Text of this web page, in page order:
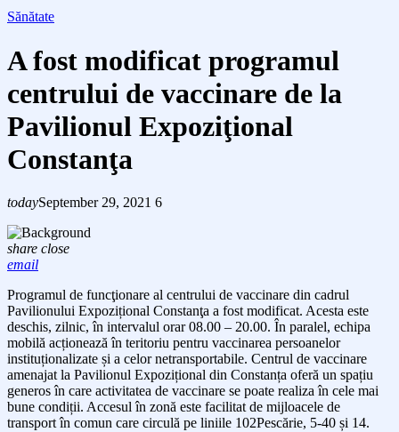
Sănătate
A fost modificat programul
centrului de vaccinare de la
Pavilionul Expoziţional
Constanţa
todaySeptember 29, 2021 6
share close
email
Programul de funcţionare al centrului de vaccinare din cadrul
Pavilionului Expozițional Constanţa a fost modificat. Acesta este
deschis, zilnic, în intervalul orar 08.00 – 20.00. În paralel, echipa
mobilă acționează în teritoriu pentru vaccinarea persoanelor
instituționalizate și a celor netransportabile. Centrul de vaccinare
amenajat la Pavilionul Expozițional din Constanța oferă un spațiu
generos în care activitatea de vaccinare se poate realiza în cele mai
bune condiții. Accesul în zonă este facilitat de mijloacele de
transport în comun care circulă pe liniile 102Pescărie, 5-40 și 14.